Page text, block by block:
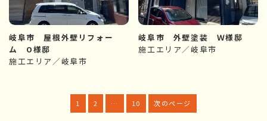
岐阜市 屋根外壁リフォー
ム O様邸
施工エリア／岐阜市
岐阜市 外壁塗装 Ｗ様邸
施工エリア／岐阜市
1 2 … 10 次のページ